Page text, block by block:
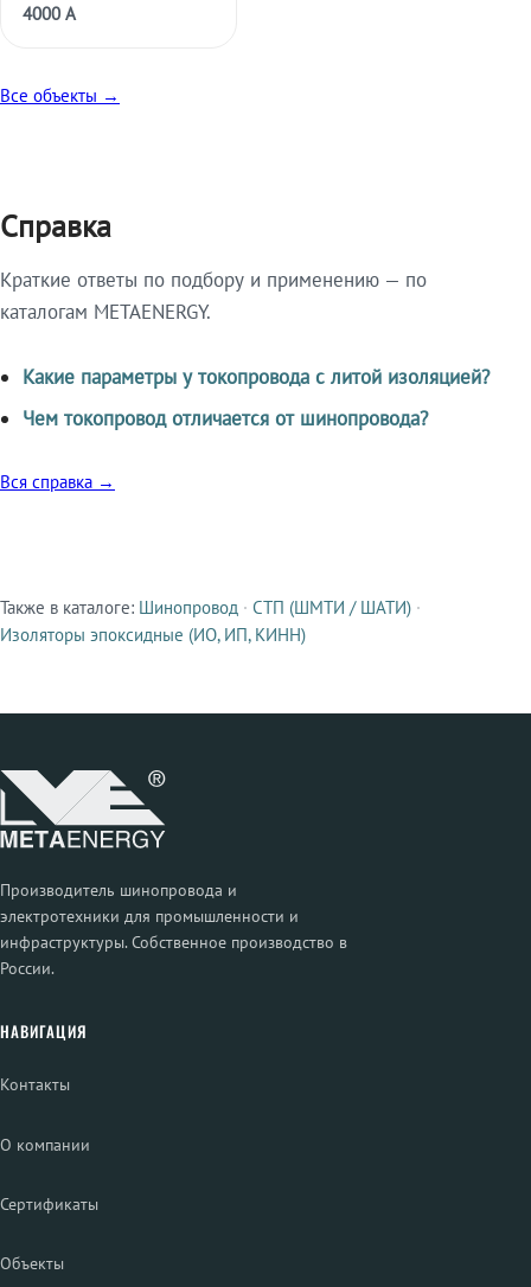
4000 А
Все объекты →
Справка
Краткие ответы по подбору и применению — по
каталогам METAENERGY.
Какие параметры у токопровода с литой изоляцией?
Чем токопровод отличается от шинопровода?
Вся справка →
Смежные продукты
Также в каталоге: Шинопровод · СТП (ШМТИ / ШАТИ) ·
Изоляторы эпоксидные (ИО, ИП, КИНН)
Производитель шинопровода и
электротехники для промышленности и
инфраструктуры. Собственное производство в
России.
НАВИГАЦИЯ
Контакты
О компании
Сертификаты
Объекты